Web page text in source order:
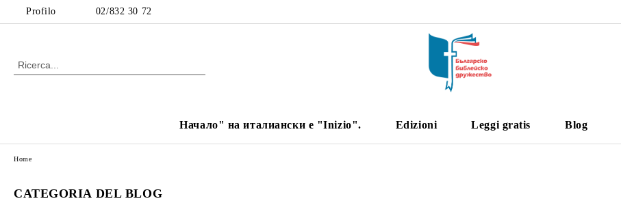
Profilo 02/832 30 72
Начало" на италиански е "Inizio". Edizioni Leggi gratis Blog
CATEGORIA DEL BLOG
Home